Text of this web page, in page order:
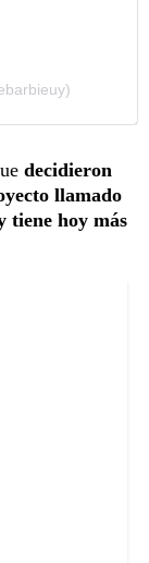
decidieron
llamado
tiene hoy más